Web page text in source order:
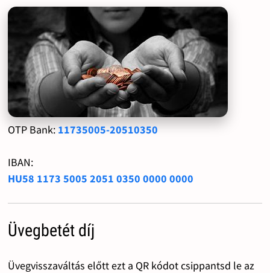
OTP Bank: 11735005-20510350
IBAN:
HU58 1173 5005 2051 0350 0000 0000
Üvegbetét díj
Üvegvisszaváltás előtt ezt a QR kódot csippantsd le az